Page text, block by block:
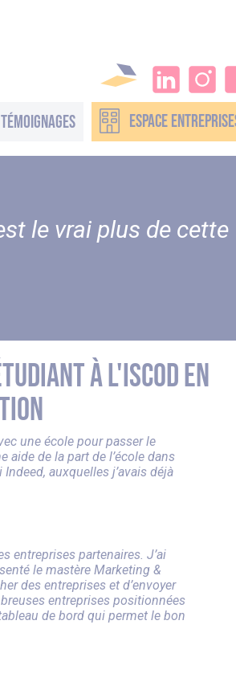
Témoignages ESPACE
le vrai plus de cette
à l'iSCOD en
une école pour passer le
aide de la part de l’école dans
auxquelles j’avais déjà
entreprises partenaires. J’ai
le mastère Marketing &
des entreprises et d’envoyer
entreprises positionnées
de bord qui permet le bon